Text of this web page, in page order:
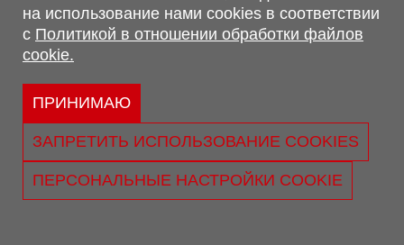
характеристик, цветовых сочетаний, а также стоимости и
сервисного обслуживания носит информационный характер и
не является публичной офертой, определяемой п.2 ст.407
Гражданского кодекса Республики Беларусь.
Политика обработки персональных данных
Политикой в отношении обработки файлов cookie.
Свидетельство о регистрации №290667530 выдано 02.02.2009
г. Администрацией Ленинского р-на г. Бреста
на использование нами cookies в соответствии
с Политикой в отношении обработки файлов
cookie.
ПРИНИМАЮ
ЗАПРЕТИТЬ ИСПОЛЬЗОВАНИЕ COOKIES
ПЕРСОНАЛЬНЫЕ НАСТРОЙКИ COOKIE